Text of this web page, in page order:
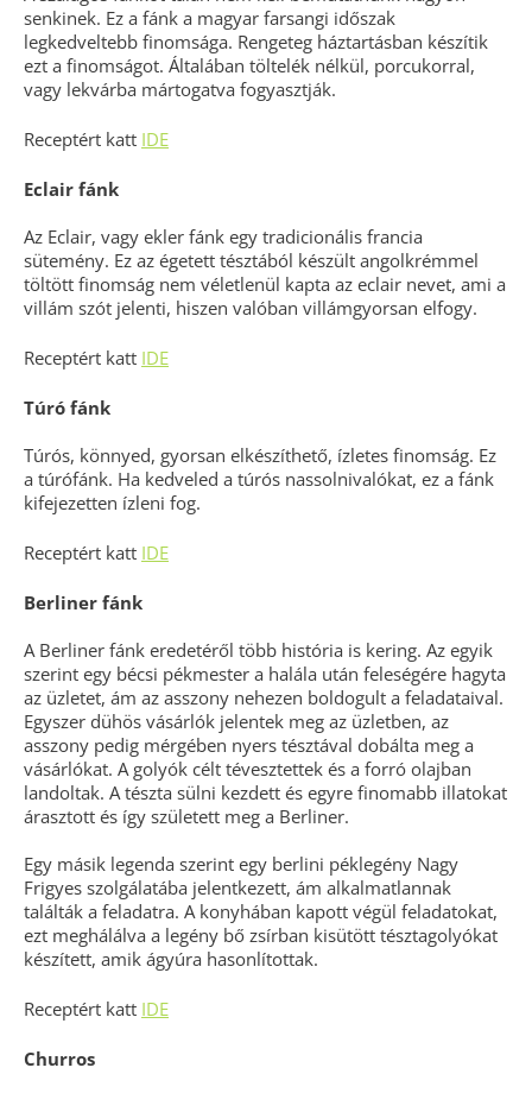
senkinek. Ez a fánk a magyar farsangi időszak
legkedveltebb finomsága. Rengeteg háztartásban készítik
ezt a finomságot. Általában töltelék nélkül, porcukorral,
vagy lekvárba mártogatva fogyasztják.
Receptért katt IDE
Eclair fánk
Az Eclair, vagy ekler fánk egy tradicionális francia
sütemény. Ez az égetett tésztából készült angolkrémmel
töltött finomság nem véletlenül kapta az eclair nevet, ami a
villám szót jelenti, hiszen valóban villámgyorsan elfogy.
Receptért katt IDE
Túró fánk
Túrós, könnyed, gyorsan elkészíthető, ízletes finomság. Ez
a túrófánk. Ha kedveled a túrós nassolnivalókat, ez a fánk
kifejezetten ízleni fog.
Receptért katt IDE
Berliner fánk
A Berliner fánk eredetéről több história is kering. Az egyik
szerint egy bécsi pékmester a halála után feleségére hagyta
az üzletet, ám az asszony nehezen boldogult a feladataival.
Egyszer dühös vásárlók jelentek meg az üzletben, az
asszony pedig mérgében nyers tésztával dobálta meg a
vásárlókat. A golyók célt tévesztettek és a forró olajban
landoltak. A tészta sülni kezdett és egyre finomabb illatokat
árasztott és így született meg a Berliner.
Egy másik legenda szerint egy berlini péklegény Nagy
Frigyes szolgálatába jelentkezett, ám alkalmatlannak
találták a feladatra. A konyhában kapott végül feladatokat,
ezt meghálálva a legény bő zsírban kisütött tésztagolyókat
készített, amik ágyúra hasonlítottak.
Receptért katt IDE
Churros